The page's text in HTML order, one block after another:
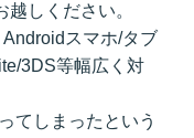
しください。
スマホ/タブ
3DS等幅広く対
てしまったという